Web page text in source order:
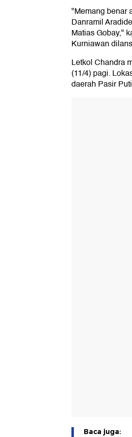
"Memang benar
Danramil
Matias Gobay,"
Kurniawan
Letkol Chandra
(11/4) pagi.
daerah Pasir
Baca juga: